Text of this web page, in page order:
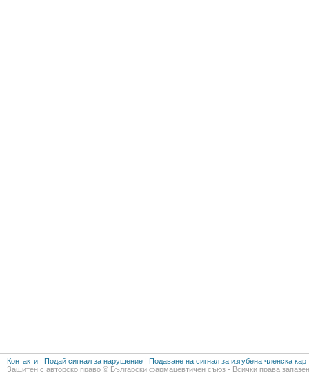
Контакти | Подай сигнал за нарушение | Подаване на сигнал за изгубена членска
Защитен с авторско право © Български фармацевтичен съюз - Всички права